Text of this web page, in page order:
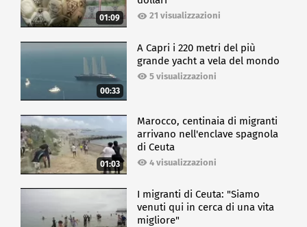
01:09 21 visualizzazioni
00:33
A Capri i 220 metri del più
grande yacht a vela del mondo
5 visualizzazioni
01:03
Marocco, centinaia di migranti
arrivano nell'enclave spagnola
di Ceuta
4 visualizzazioni
I migranti di Ceuta: "Siamo
venuti qui in cerca di una vita
migliore"